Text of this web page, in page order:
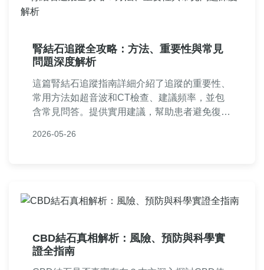
腎結石追蹤全攻略：方法、重要性與常見
問題深度解析
這篇腎結石追蹤指南詳細介紹了追蹤的重要性、
常用方法如超音波和CT檢查、建議頻率，並包
含常見問答。提供實用建議，幫助患者避免復發
2026-05-26
CBD結石真相解析：風險、預防與科學實
證全指南